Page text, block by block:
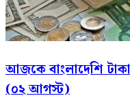
আজকে বাংলাদেশি
(০২ আগস্ট)